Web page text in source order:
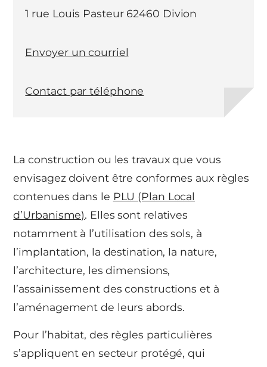
La construction ou les travaux que vous
envisagez doivent être conformes aux règles
contenues dans le PLU (Plan Local
d’Urbanisme). Elles sont relatives
notamment à l’utilisation des sols, à
l’implantation, la destination, la nature,
l’architecture, les dimensions,
l’assainissement des constructions et à
l’aménagement de leurs abords.
Pour l’habitat, des règles particulières
s’appliquent en secteur protégé, qui
1 rue Louis Pasteur 62460 Divion
Envoyer un courriel
Contact par téléphone